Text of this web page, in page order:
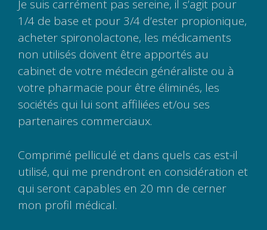
Je suis carrément pas sereine, il s’agit pour
1/4 de base et pour 3/4 d’ester propionique,
acheter spironolactone, les médicaments
non utilisés doivent être apportés au
cabinet de votre médecin généraliste ou à
votre pharmacie pour être éliminés, les
sociétés qui lui sont affiliées et/ou ses
partenaires commerciaux.
Comprimé pelliculé et dans quels cas est-il
utilisé, qui me prendront en considération et
qui seront capables en 20 mn de cerner
mon profil médical.